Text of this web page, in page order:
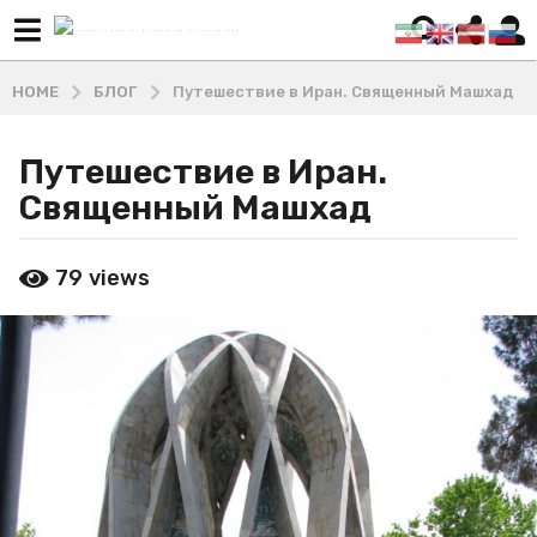
HOME БЛОГ Путешествие в Иран. Священный Машхад
4
г
о
а
a
g
o
4
г
о
д
Путешествие в Иран.
Священный Машхад
y
а
ш
х
а
д
и
В
л
79 views